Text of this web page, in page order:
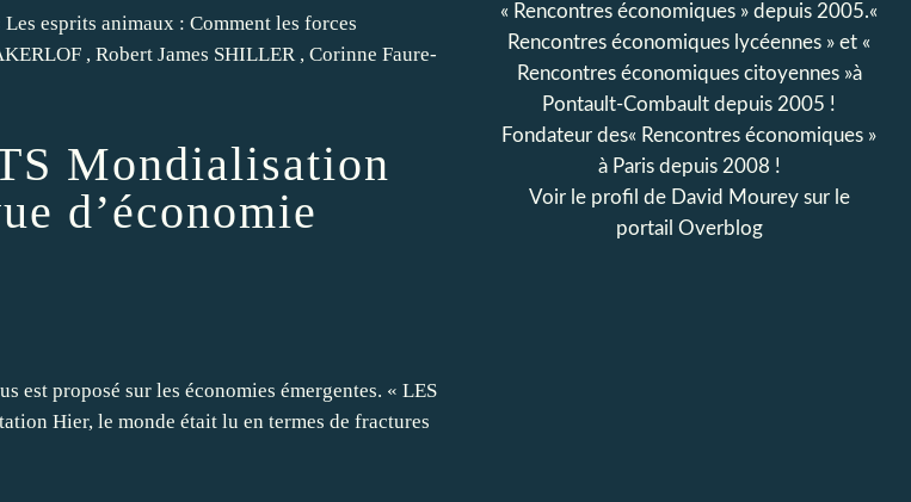
esprits animaux : Comment les forces
, Robert James SHILLER , Corinne Faure-
Mondialisation
d’économie
est proposé sur les économies émergentes. « LES
Hier, le monde était lu en termes de fractures
« Rencontres économiques » depuis 2005.«
Rencontres économiques lycéennes » et «
Rencontres économiques citoyennes »à
Pontault-Combault depuis 2005 !
Fondateur des« Rencontres économiques »
à Paris depuis 2008 !
Voir le profil de David Moureysur le
portail Overblog